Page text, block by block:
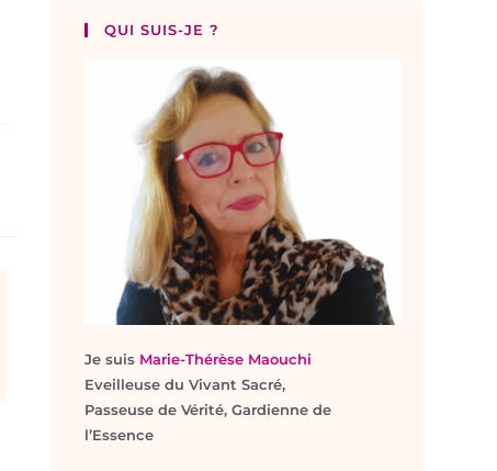
QUI SUIS-JE ?
Je suis Marie-Thérèse Maouchi
Eveilleuse du Vivant Sacré,
Passeuse de Vérité, Gardienne de
l’Essence